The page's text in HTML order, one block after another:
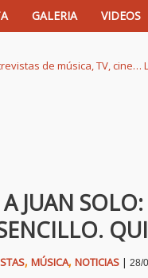
GALERIA VIDEOS
JUAN
, MÚSICA, NOTICIAS| 28/